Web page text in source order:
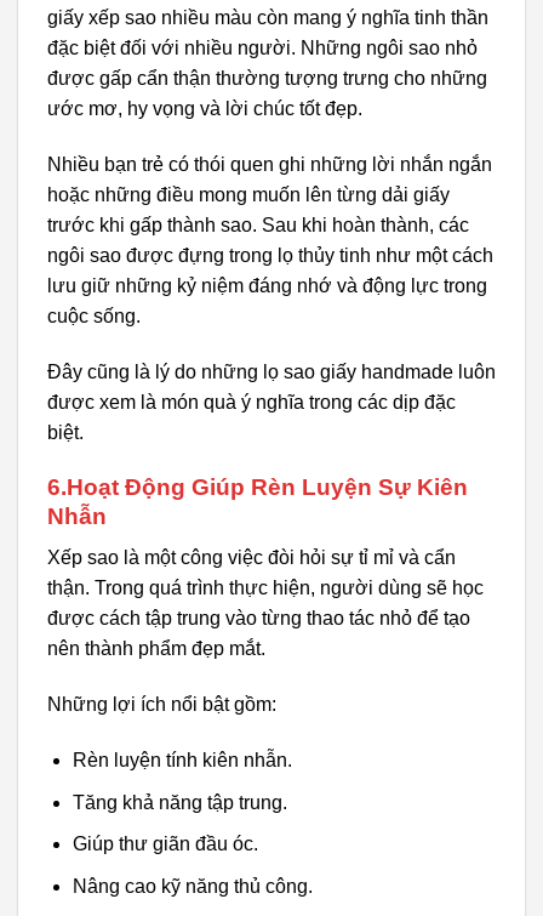
giấy xếp sao nhiều màu còn mang ý nghĩa tinh thần
đặc biệt đối với nhiều người. Những ngôi sao nhỏ
được gấp cẩn thận thường tượng trưng cho những
ước mơ, hy vọng và lời chúc tốt đẹp.
Nhiều bạn trẻ có thói quen ghi những lời nhắn ngắn
hoặc những điều mong muốn lên từng dải giấy
trước khi gấp thành sao. Sau khi hoàn thành, các
ngôi sao được đựng trong lọ thủy tinh như một cách
lưu giữ những kỷ niệm đáng nhớ và động lực trong
cuộc sống.
Đây cũng là lý do những lọ sao giấy handmade luôn
được xem là món quà ý nghĩa trong các dịp đặc
biệt.
6.Hoạt Động Giúp Rèn Luyện Sự Kiên
Nhẫn
Xếp sao là một công việc đòi hỏi sự tỉ mỉ và cẩn
thận. Trong quá trình thực hiện, người dùng sẽ học
được cách tập trung vào từng thao tác nhỏ để tạo
nên thành phẩm đẹp mắt.
Những lợi ích nổi bật gồm:
Rèn luyện tính kiên nhẫn.
Tăng khả năng tập trung.
Giúp thư giãn đầu óc.
Nâng cao kỹ năng thủ công.